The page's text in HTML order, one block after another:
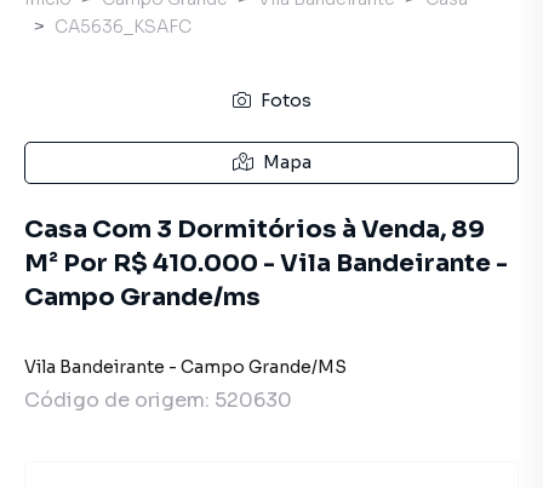
CA5636_KSAFC
Fotos
Mapa
Casa Com 3 Dormitórios à Venda, 89
M² Por R$ 410.000 - Vila Bandeirante -
Campo Grande/ms
Vila Bandeirante - Campo Grande/MS
Código de origem: 520630